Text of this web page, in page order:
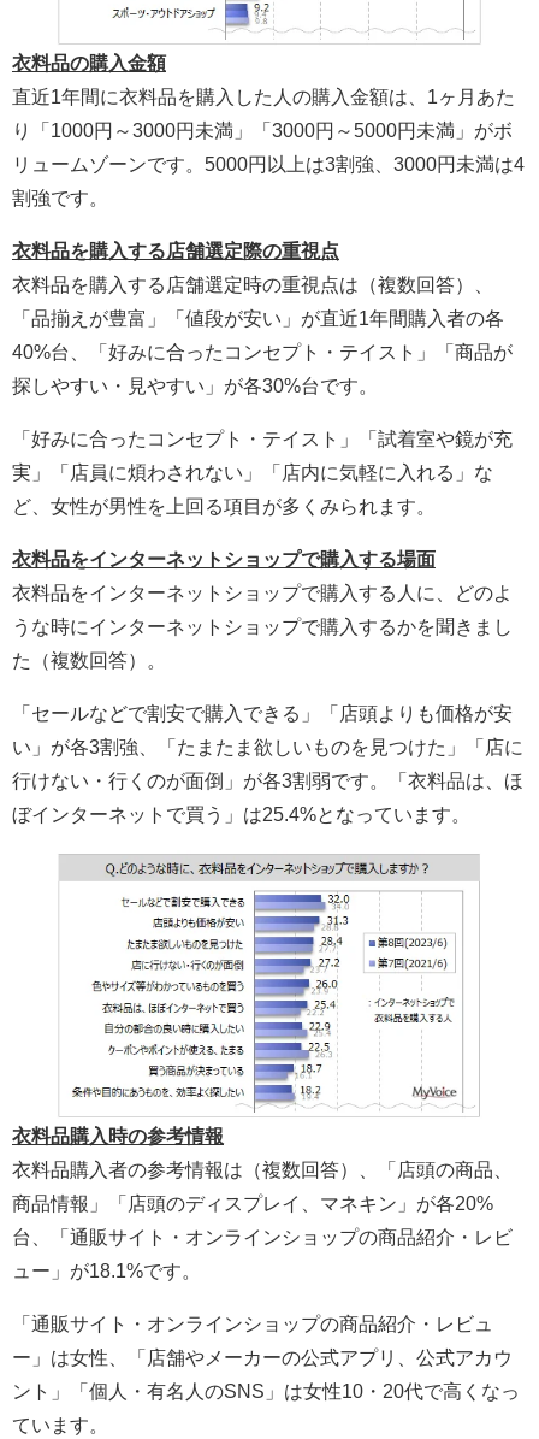
衣料品の購入金額
直近1年間に衣料品を購入した人の購入金額は、1ヶ月あた
り「1000円～3000円未満」「3000円～5000円未満」がボ
リュームゾーンです。5000円以上は3割強、3000円未満は4
割強です。
衣料品を購入する店舗選定際の重視点
衣料品を購入する店舗選定時の重視点は（複数回答）、
「品揃えが豊富」「値段が安い」が直近1年間購入者の各
40%台、「好みに合ったコンセプト・テイスト」「商品が
探しやすい・見やすい」が各30%台です。
「好みに合ったコンセプト・テイスト」「試着室や鏡が充
実」「店員に煩わされない」「店内に気軽に入れる」な
ど、女性が男性を上回る項目が多くみられます。
衣料品をインターネットショップで購入する場面
衣料品をインターネットショップで購入する人に、どのよ
うな時にインターネットショップで購入するかを聞きまし
た（複数回答）。
「セールなどで割安で購入できる」「店頭よりも価格が安
い」が各3割強、「たまたま欲しいものを見つけた」「店に
行けない・行くのが面倒」が各3割弱です。「衣料品は、ほ
ぼインターネットで買う」は25.4%となっています。
衣料品購入時の参考情報
衣料品購入者の参考情報は（複数回答）、「店頭の商品、
商品情報」「店頭のディスプレイ、マネキン」が各20%
台、「通販サイト・オンラインショップの商品紹介・レビ
ュー」が18.1%です。
「通販サイト・オンラインショップの商品紹介・レビュ
ー」は女性、「店舗やメーカーの公式アプリ、公式アカウ
ント」「個人・有名人のSNS」は女性10・20代で高くなっ
ています。